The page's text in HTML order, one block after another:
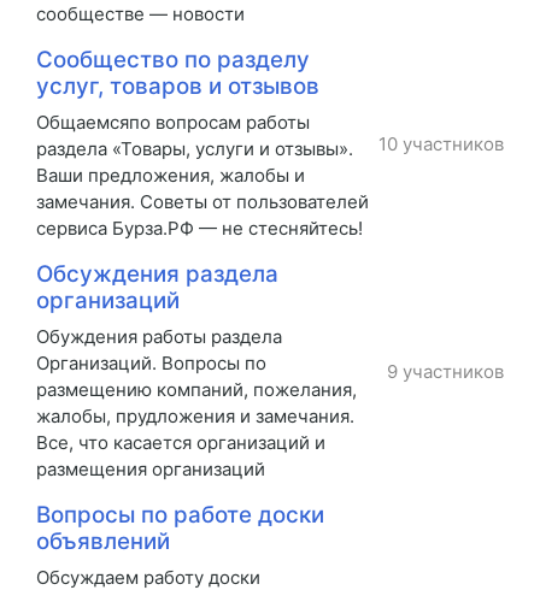
сообществе — новости
Сообщество по разделу
услуг, товаров и отзывов
Общаемсяпо вопросам работы
раздела «Товары, услуги и отзывы».
Ваши предложения, жалобы и
замечания. Советы от пользователей
сервиса Бурза.РФ — не стесняйтесь!
10 участников
Обсуждения раздела
организаций
Обуждения работы раздела
Организаций. Вопросы по
размещению компаний, пожелания,
жалобы, прудложения и замечания.
Все, что касается организаций и
размещения организаций
9 участников
Вопросы по работе доски
объявлений
Обсуждаем работу доски